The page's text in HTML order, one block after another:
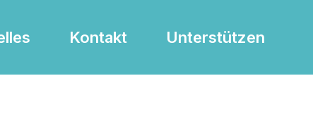
Kontakt Unterstützen